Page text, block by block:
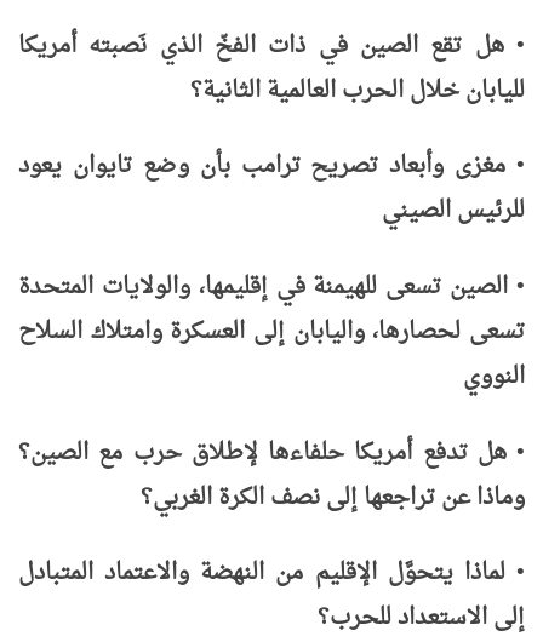
•هل تقع الصين في ذات الفخّ الذي نَصبته أمريكا
لليابان خلال الحرب العالمية الثانية؟
• مغزى وأبعاد تصريح ترامب بأن وضع تايوان يعود
للرئيس الصيني
•الصين تسعى للهيمنة في إقليمها، والولايات المتحدة
تسعى لحصارها، واليابان إلى العسكرة وامتلاك السلاح
النووي
•هل تدفع أمريكا حلفاءها لإطلاق حرب مع الصين؟
وماذا عن تراجعها إلى نصف الكرة الغربي؟
•لماذا يتحوَّل الإقليم من النهضة والاعتماد المتبادل
إلى الاستعداد للحرب؟